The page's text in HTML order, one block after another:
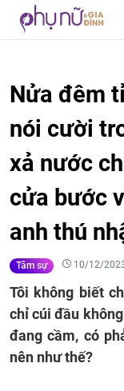
Nửa đêm
nói cười
xả nước
cửa bước
anh thú
Tâm sự 10/12/
Tôi không biết
chỉ cúi đầu
đang cầm, có
nên như thế?